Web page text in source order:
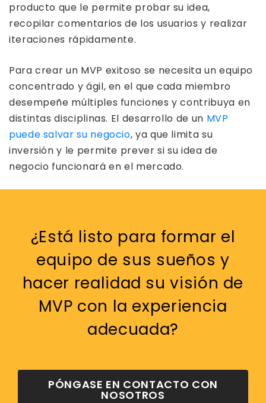
producto que le permite probar su idea,
recopilar comentarios de los usuarios y realizar
iteraciones rápidamente.
Para crear un MVP exitoso se necesita un equipo
concentrado y ágil, en el que cada miembro
desempeñe múltiples funciones y contribuya en
distintas disciplinas. El desarrollo de un MVP
puede salvar su negocio, ya que limita su
inversión y le permite prever si su idea de
negocio funcionará en el mercado.
¿Está listo para formar el
equipo de sus sueños y
hacer realidad su visión de
MVP con la experiencia
adecuada?
PÓNGASE EN CONTACTO CON
NOSOTROS